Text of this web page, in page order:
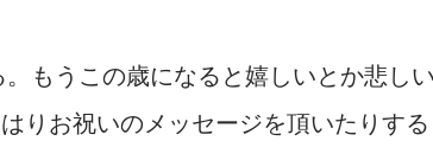
もうこの歳になると嬉しいとか悲し
りお祝いのメッセージを頂いたりする